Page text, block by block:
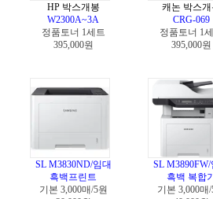
HP 박스개봉
W2300A~3A
정품토너 1세트
395,000원
캐논 박스개
CRG-069
정품토너 1
395,000원
SL M3830ND/임대
흑백프린트
기본 3,000매/5원
SL M3890FW/
흑백 복합
기본 3,000매